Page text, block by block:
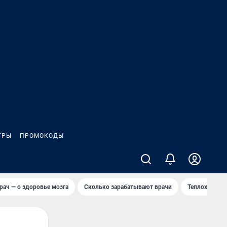
ПРОМОКОДЫ
— о здоровье мозга Сколько зарабатывают врачи Теплоход